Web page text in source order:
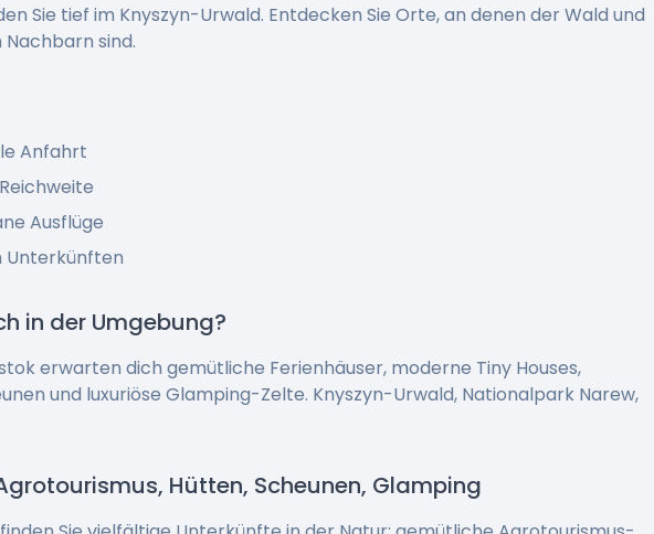
Sie tief im Knyszyn-Urwald. Entdecken Sie Orte, an denen der Wald und
Nachbarn sind.
Anfahrt
Ausflüge
Unterkünften
in der Umgebung?
erwarten dich gemütliche Ferienhäuser, moderne Tiny Houses,
und luxuriöse Glamping-Zelte. Knyszyn-Urwald, Nationalpark Narew,
Hütten, Scheunen, Glamping